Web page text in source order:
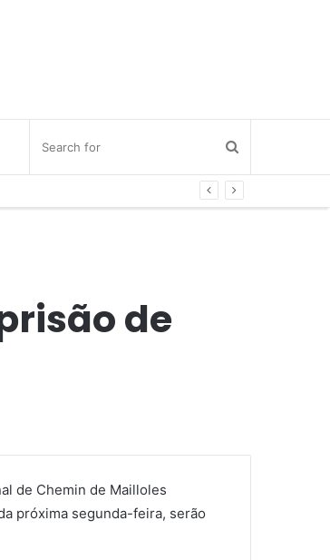
de
de Chemin de Mailloles
próxima segunda-feira, serão